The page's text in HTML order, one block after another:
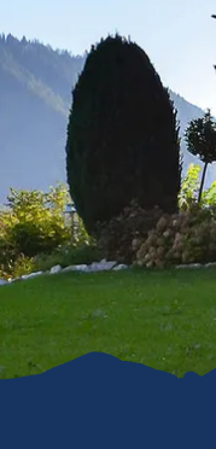
&
Luftsport
Interaktive